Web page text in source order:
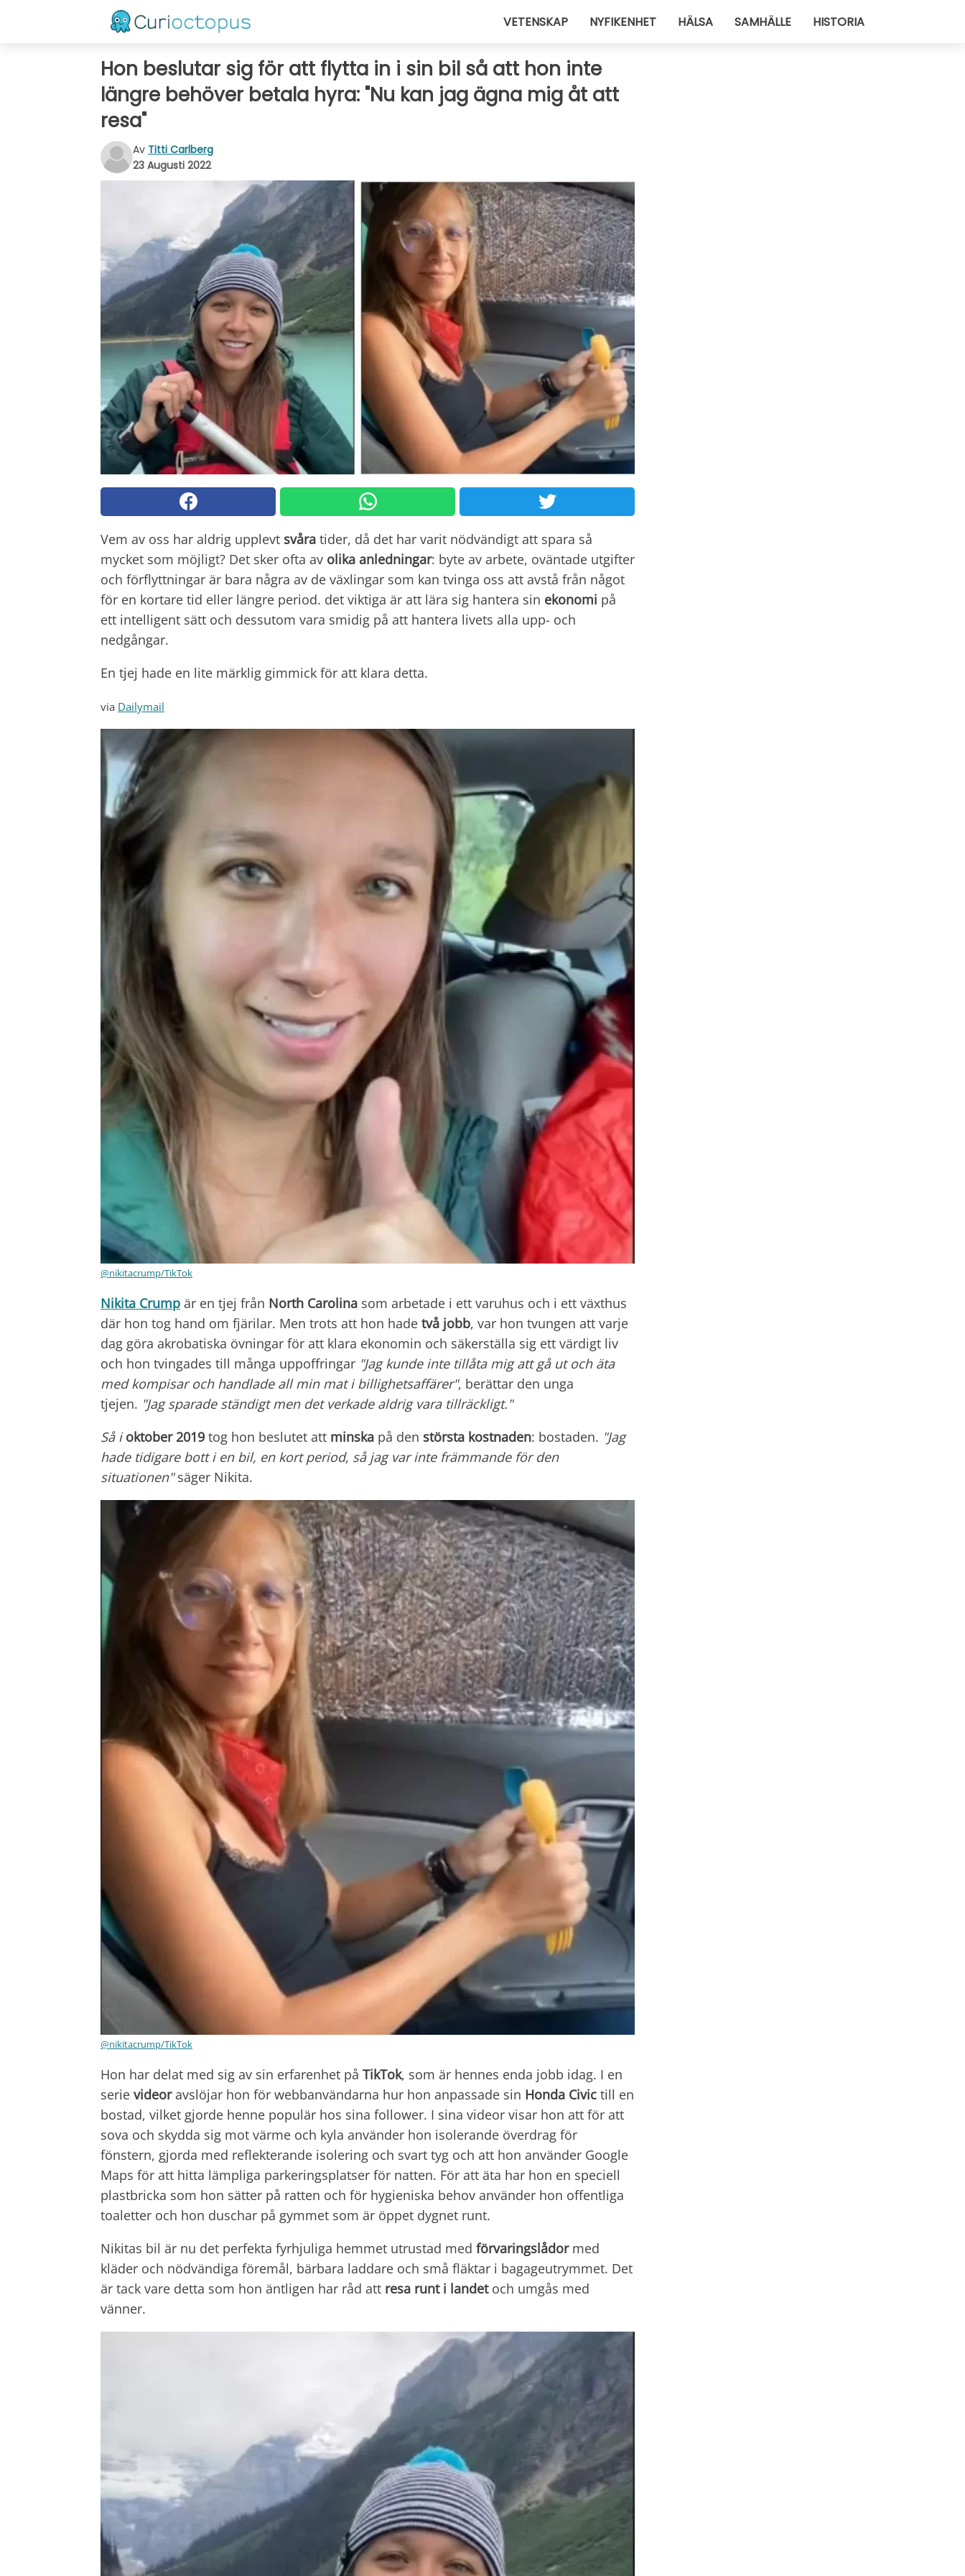
VETENSKAP NYFIKENHET HÄLSA SAMHÄLLE HISTORIA
Hon beslutar sig för att flytta in i sin bil så att hon inte
längre behöver betala hyra: "Nu kan jag ägna mig åt att
resa"
Av Titti Carlberg
23 Augusti 2022
Vem av oss har aldrig upplevt svåra tider, då det har varit nödvändigt att spara så
mycket som möjligt? Det sker ofta av olika anledningar: byte av arbete, oväntade utgifter
och förflyttningar är bara några av de växlingar som kan tvinga oss att avstå från något
för en kortare tid eller längre period. det viktiga är att lära sig hantera sin ekonomi på
ett intelligent sätt och dessutom vara smidig på att hantera livets alla upp- och
nedgångar.
En tjej hade en lite märklig gimmick för att klara detta.
via Dailymail
@nikitacrump/TikTok
Nikita Crump är en tjej från North Carolina som arbetade i ett varuhus och i ett växthus
där hon tog hand om fjärilar. Men trots att hon hade två jobb, var hon tvungen att varje
dag göra akrobatiska övningar för att klara ekonomin och säkerställa sig ett värdigt liv
och hon tvingades till många uppoffringar "Jag kunde inte tillåta mig att gå ut och äta
med kompisar och handlade all min mat i billighetsaffärer", berättar den unga
tjejen. "Jag sparade ständigt men det verkade aldrig vara tillräckligt."
Så i oktober 2019 tog hon beslutet att minska på den största kostnaden: bostaden. "Jag
hade tidigare bott i en bil, en kort period, så jag var inte främmande för den
situationen"säger Nikita.
@nikitacrump/TikTok
Hon har delat med sig av sin erfarenhet på TikTok, som är hennes enda jobb idag. I en
serie videoravslöjar hon för webbanvändarna hur hon anpassade sin Honda Civic till en
bostad, vilket gjorde henne populär hos sina follower. I sina videor visar hon att för att
sova och skydda sig mot värme och kyla använder hon isolerande överdrag för
fönstern, gjorda med reflekterande isolering och svart tyg och att hon använder Google
Maps för att hitta lämpliga parkeringsplatser för natten. För att äta har hon en speciell
plastbricka som hon sätter på ratten och för hygieniska behov använder hon offentliga
toaletter och hon duschar på gymmet som är öppet dygnet runt.
Nikitas bil är nu det perfekta fyrhjuliga hemmet utrustad med förvaringslådormed
kläder och nödvändiga föremål, bärbara laddare och små fläktar i bagageutrymmet. Det
är tack vare detta som hon äntligen har råd att resa runt i landetoch umgås med
vänner.